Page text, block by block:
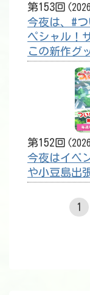
第153回
今夜は、#
ペシャル！
この新作グ
第152回
今夜はイベ
や小豆島出
1